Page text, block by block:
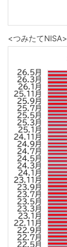
<つみたてNISA>